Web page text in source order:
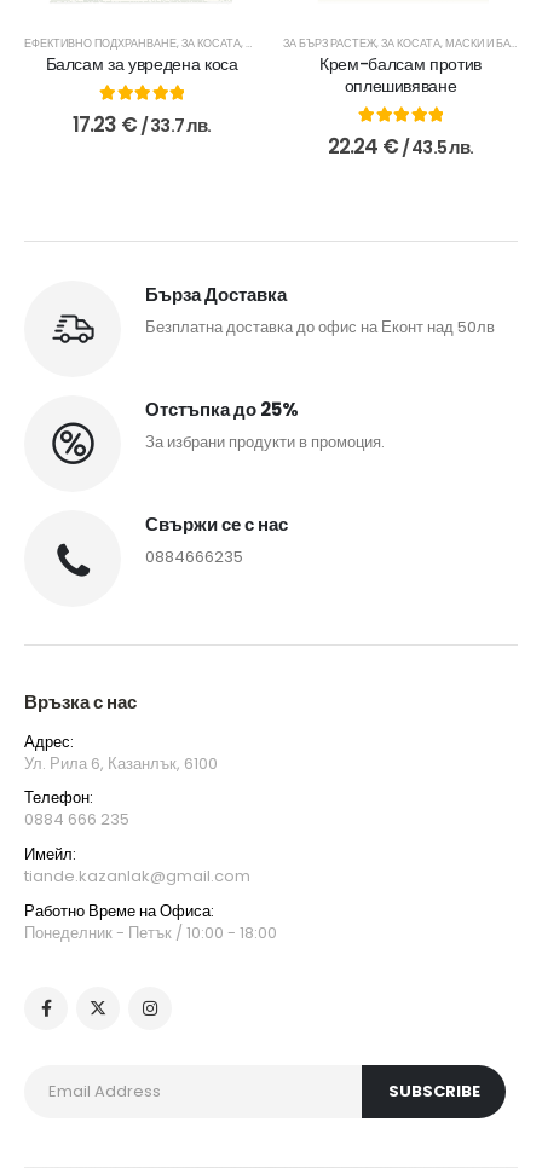
ЕФЕКТИВНО ПОДХРАНВАНЕ,ЗА КОСАТА,МАСКИ И БАЛСАМИ ЗА КОСА
Балсам за увредена коса
5.00 out of 5
17.23 € / 33.7 лв.
ЗА БЪРЗ РАСТЕЖ,ЗА КОСАТА,МАСКИ И БАЛСАМИ ЗА КОСА
Крем-балсам против
оплешивяване
5.00 out of 5
22.24 € / 43.5 лв.
Бърза Доставка
Безплатна доставка до офис на Еконт над 50лв
Отстъпка до 25%
За избрани продукти в промоция.
Свържи се с нас
0884666235
Връзка с нас
Адрес:
Ул. Рила 6, Казанлък, 6100
Телефон:
0884 666 235
Имейл:
tiande.kazanlak@gmail.com
Работно Време на Офиса:
Понеделник - Петък / 10:00 - 18:00